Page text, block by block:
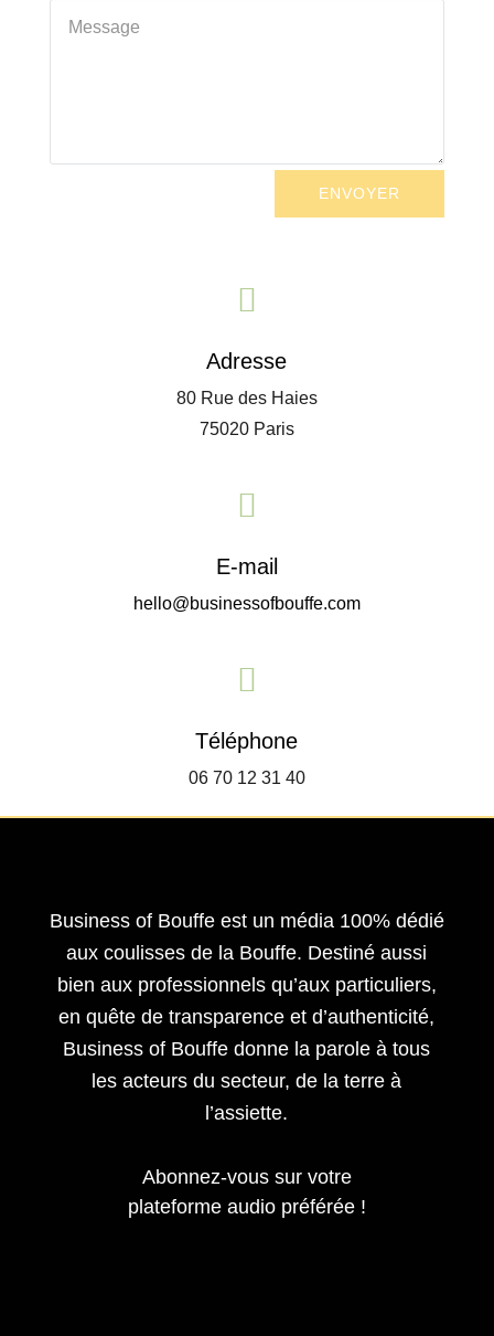
ENVOYER

Adresse
80 Rue des Haies
75020 Paris

E-mail
hello@businessofbouffe.com

Téléphone
06 70 12 31 40
Business of Bouffe est un média 100% dédié
aux coulisses de la Bouffe. Destiné aussi
bien aux professionnels qu’aux particuliers,
en quête de transparence et d’authenticité,
Business of Bouffe donne la parole à tous
les acteurs du secteur,de la terre à
l’assiette.
Abonnez-vous sur votre
plateforme audio préférée !